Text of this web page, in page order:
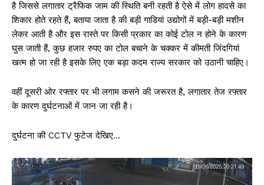
है जिससे लगातार ट्रैफिक जाम की स्थिति बनी रहती है ऐसे में लोग हादसे का
शिकार होते रहते हैं, बताया जाता है की बड़ी गाडियां उद्योगों में बड़ी-बड़ी मशीन
लेकर आती है और इस रास्ते पर किसी प्रकार का कोई टोल न होने के कारण
घुस जाती हैं, कुछ हजार रुपए का टोल बचाने के चक्कर में कीमती जिंदगियां
खत्म हो जा रही है इसके लिए एक बड़ा कदम राज्य सरकार को उठानी चाहिए।
वहीं दूसरी ओर रफ्तार पर भी लगाम कसने की जरूरत है, लगातार तेज रफ्तार
के कारण दुर्घटनाओं में जान जा रही है।
दुर्घटना की CCTV फुटेज देखिए…
V
i